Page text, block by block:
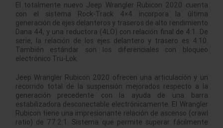
El totalmente nuevo Jeep Wrangler Rubicon 2020 cuenta
con el sistema Rock-Track 4×4 incorpora la última
generación de ejes delanteros y traseros de alto rendimiento
Dana 44, y una reductora (4LO) con relación final de 4:1. De
serie, la relación de los ejes delantero y trasero es 4.10.
También estándar son los diferenciales con bloqueo
electrónico Tru-Lok.
Jeep Wrangler Rubicon 2020 ofrecen una articulación y un
recorrido total de la suspensión mejorados respecto a la
generación precedente con la ayuda de una barra
estabilizadora desconectable electrónicamente. El Wrangler
Rubicon tiene una impresionante relación de ascenso (crawl
ratio) de 77:2:1. Sistema que permite superar fácilmente